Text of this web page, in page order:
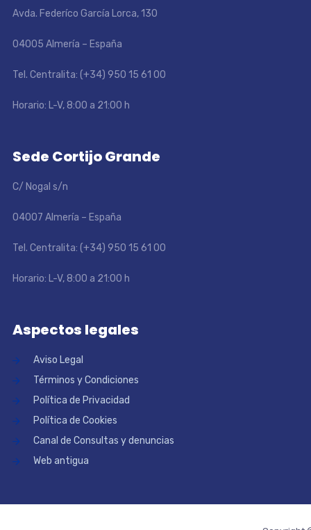
Avda. Federíco García Lorca, 130
04005 Almería – España
Tel. Centralita: (+34) 950 15 61 00
Horario: L-V, 8:00 a 21:00 h
Sede Cortijo Grande
C/ Nogal s/n
04007 Almería – España
Tel. Centralita: (+34) 950 15 61 00
Horario: L-V, 8:00 a 21:00 h
Aspectos legales
Aviso Legal
Términos y Condiciones
Política de Privacidad
Política de Cookies
Canal de Consultas y denuncias
Web antigua